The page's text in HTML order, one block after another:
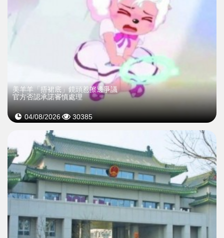
美羊羊「捂裙底」鏡頭惹擦邊爭議
官方否認承諾審慎處理
04/08/2026 30385